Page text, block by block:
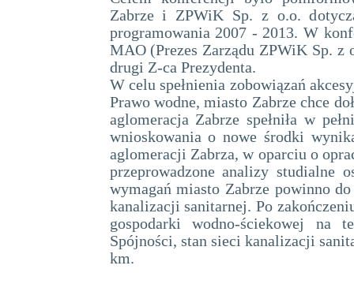
Zabrze i ZPWiK Sp. z o.o.
programowania 2007 - 2013. W
MAO (Prezes Zarządu ZPWiK Sp. z
drugi Z-ca Prezydenta.
W celu spełnienia zobowiązań
Prawo wodne, miasto Zabrze chce
aglomeracja Zabrze spełniła w
wnioskowania o nowe środki
aglomeracji Zabrza, w oparciu o
przeprowadzone analizy studialne
wymagań miasto Zabrze powinno
kanalizacji sanitarnej. Po
gospodarki wodno-ściekowej na
Spójności, stan sieci kanalizacji
km.